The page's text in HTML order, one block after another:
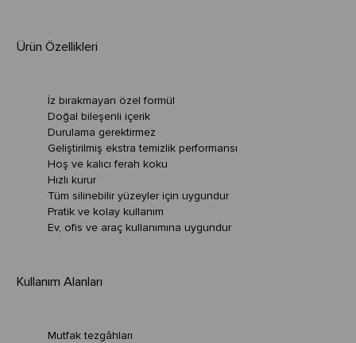
Ürün Özellikleri
İz bırakmayan özel formül
Doğal bileşenli içerik
Durulama gerektirmez
Geliştirilmiş ekstra temizlik performansı
Hoş ve kalıcı ferah koku
Hızlı kurur
Tüm silinebilir yüzeyler için uygundur
Pratik ve kolay kullanım
Ev, ofis ve araç kullanımına uygundur
Kullanım Alanları
Mutfak tezgâhları